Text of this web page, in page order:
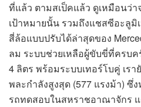
ที่แล้ว ตามสเป็คแล้ว ดูเหมือนว่
เป้าหมายนั้น รวมถึงแชสซีอะลู
สี่ล้อแบบปรับได้ล่าสุดของ
ลม ระบบช่วยเหลือผู้ขับขี่ที่ครบ
4 ลิตร พร้อมระบบเทอร์โบคู่ เร
พละกำลังสูงสุด (577 แรงม้า) ซึ่
รถทดสอบในสหราชอาณาจักร